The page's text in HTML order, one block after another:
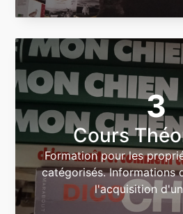
3
Cours
Formation pour les
catégorisés. Informations
l'acquisition